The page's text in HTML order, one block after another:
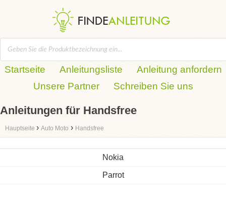
Startseite Anleitungsliste
Anleitung anfordern
Unsere Partner
Schreiben Sie uns
Anleitungen für Handsfree
Hauptseite › Auto Moto › Handsfree
Nokia
Parrot